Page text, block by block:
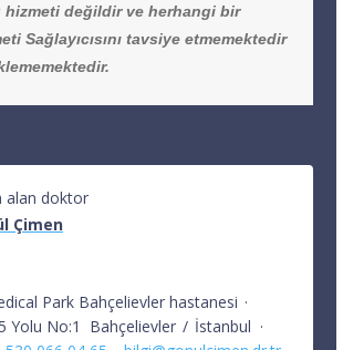
hizmeti değildir ve herhangi bir
Sağlayıcısını tavsiye etmemektedir
alan doktor
Çimen
Park Bahçelievler hastanesi ·
Yolu No:1
Bahçelievler / İstanbul ·